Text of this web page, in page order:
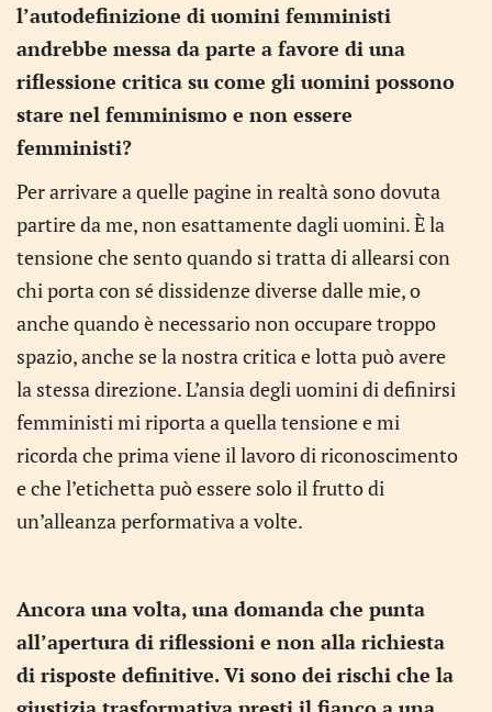
l’autodefinizione di uomini femministi
andrebbe messa da parte a favore di una
riflessione critica su come gli uomini possono
stare nel femminismo e non essere
femministi?
Per arrivare a quelle pagine in realtà sono dovuta
partire da me, non esattamente dagli uomini. È la
tensione che sento quando si tratta di allearsi con
chi porta con sé dissidenze diverse dalle mie, o
anche quando è necessario non occupare troppo
spazio, anche se la nostra critica e lotta può avere
la stessa direzione. L’ansia degli uomini di definirsi
femministi mi riporta a quella tensione e mi
ricorda che prima viene il lavoro di riconoscimento
e che l’etichetta può essere solo il frutto di
un’alleanza performativa a volte.
Ancora una volta, una domanda che punta
all’apertura di riflessioni e non alla richiesta
di risposte definitive. Vi sono dei rischi che la